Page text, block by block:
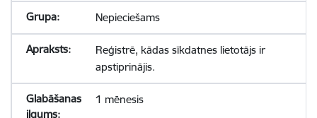
Nepieciešams
Reģistrē, kādas sīkdatnes lietotājs ir
apstiprinājis.
1 mēnesis